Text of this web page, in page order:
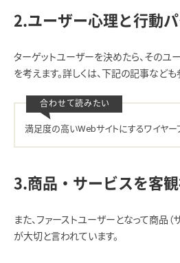
2.ユーザー心理と行動
ターゲットユーザーを決めたら、そのユ
を考えます。詳しくは、下記の記事なども
満足度の高いWebサイトにするワイヤー
3.商品・サービスを客
また、ファーストユーザーとなって商品
が大切と言われています。